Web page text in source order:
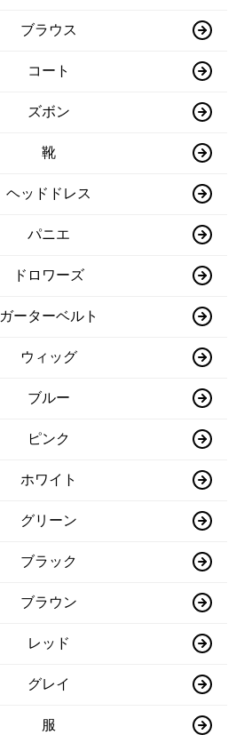
ブラウス
コート
ズボン
靴
ヘッドドレス
パニエ
ドロワーズ
ガーターベルト
ウィッグ
ブルー
ピンク
ホワイト
グリーン
ブラック
ブラウン
レッド
グレイ
服